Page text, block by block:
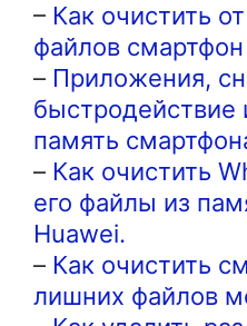
– Как очистить
файлов
– Приложения,
память
– Как очистить
его файлы из
Huawei.
– Как очистить
лишних файлов